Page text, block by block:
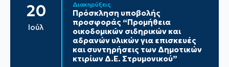
20
Ιούλ
Διακηρύξεις
Πρόσκληση υποβολής
προσφοράς “Προμήθεια
οικοδομικών σιδηρικών και
αδρανών υλικών για επισκευές
και συντηρήσεις των Δημοτικών
κτιρίων Δ.Ε. Στρυμονικού”